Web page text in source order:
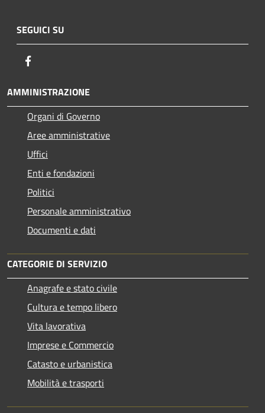
SEGUICI SU
AMMINISTRAZIONE
Organi di Governo
Aree amministrative
Uffici
Enti e fondazioni
Politici
Personale amministrativo
Documenti e dati
CATEGORIE DI SERVIZIO
Anagrafe e stato civile
Cultura e tempo libero
Vita lavorativa
Imprese e Commercio
Catasto e urbanistica
Mobilità e trasporti